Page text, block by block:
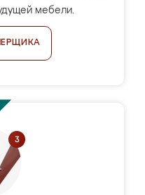
мебели.